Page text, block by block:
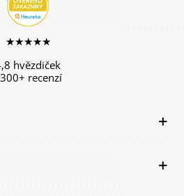
★★★★★
hvězdiček
recenzí